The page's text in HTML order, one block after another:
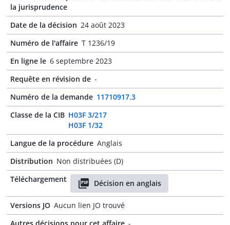
la jurisprudence
Date de la décision 24 août 2023
Numéro de l'affaire T 1236/19
En ligne le 6 septembre 2023
Requête en révision de -
Numéro de la demande 11710917.3
Classe de la CIB H03F 3/217
H03F 1/32
Langue de la procédure Anglais
Distribution Non distribuées (D)
Téléchargement
Décision en anglais
Versions JO Aucun lien JO trouvé